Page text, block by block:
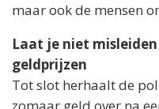
maar ook de mensen
Laat je niet misleiden
geldprijzen
Tot slot herhaalt de